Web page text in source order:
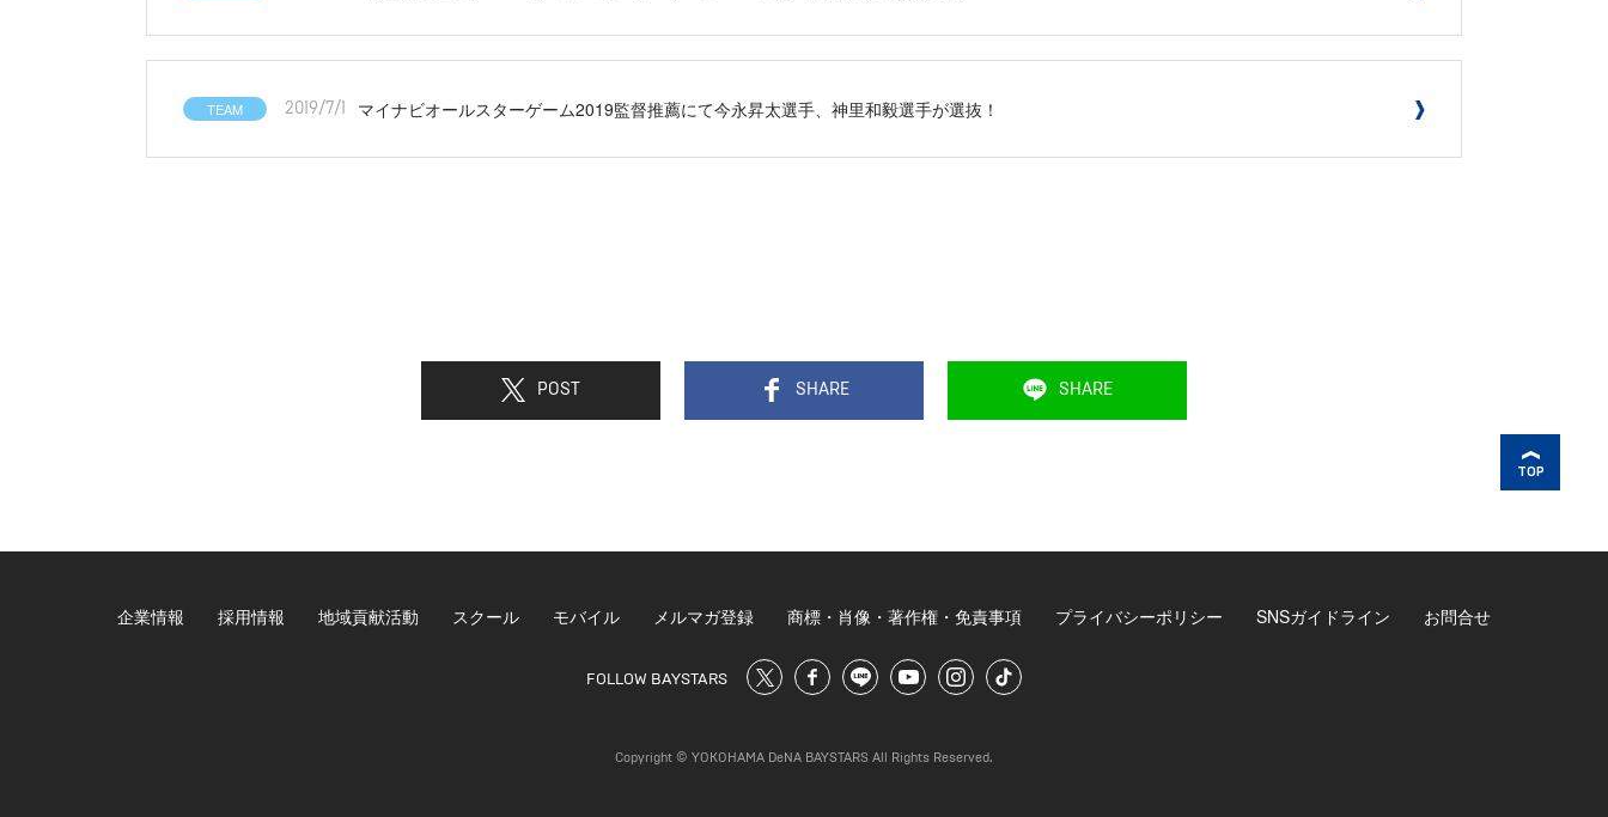
TEAM 2019/7/1 マイナビオールスターゲーム2019監督推薦にて今永昇太選手、神里和毅選手が選抜！
POST SHARE SHARE
TOP
企業情報 採用情報 地域貢献活動 スクール モバイル メルマガ登録 商標・肖像・著作権・免責事項 プライバシーポリシー SNSガイドライン お問合せ
FOLLOW BAYSTARS
Copyright © YOKOHAMA DeNA BAYSTARS All Rights Reserved.